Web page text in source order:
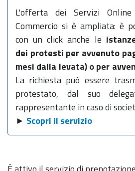
L'offerta dei Servizi
Commercio si è ampliata: è
con un click anche le
dei protesti per avvenuto
mesi dalla levata) o per
La richiesta può essere
protestato, dal suo
rappresentante in caso di
► Scopri il servizio